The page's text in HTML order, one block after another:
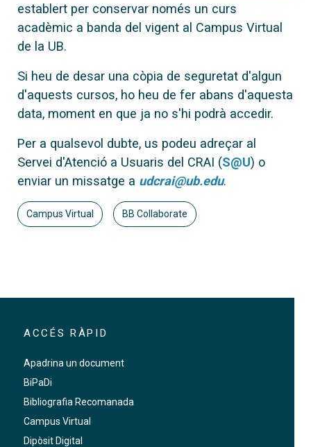
establert per conservar només un curs
acadèmic a banda del vigent al Campus Virtual
de la UB.
Si heu de desar una còpia de seguretat d'algun
d'aquests cursos, ho heu de fer abans d'aquesta
data, moment en que ja no s'hi podrà accedir.
Per a qualsevol dubte, us podeu adreçar al
Servei d'Atenció a Usuaris del CRAI (S@U) o
enviar un missatge a udcrai@ub.edu.
Campus Virtual BB Collaborate
ACCÉS RÀPID
Apadrina un document
BiPaDi
Bibliografia Recomanada
Campus Virtual
Dipòsit Digital